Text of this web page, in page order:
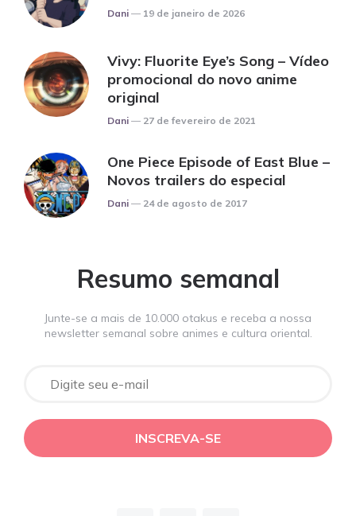
Posted
Dani 19 de janeiro de 2026
Vivy: Fluorite Eye’s Song – Vídeo
promocional do novo anime
original
Posted
Dani 27 de fevereiro de 2021
One Piece Episode of East Blue –
Novos trailers do especial
Posted
Dani 24 de agosto de 2017
Resumo semanal
Junte-se a mais de 10.000 otakus e receba a nossa
newsletter semanal sobre animes e cultura oriental.